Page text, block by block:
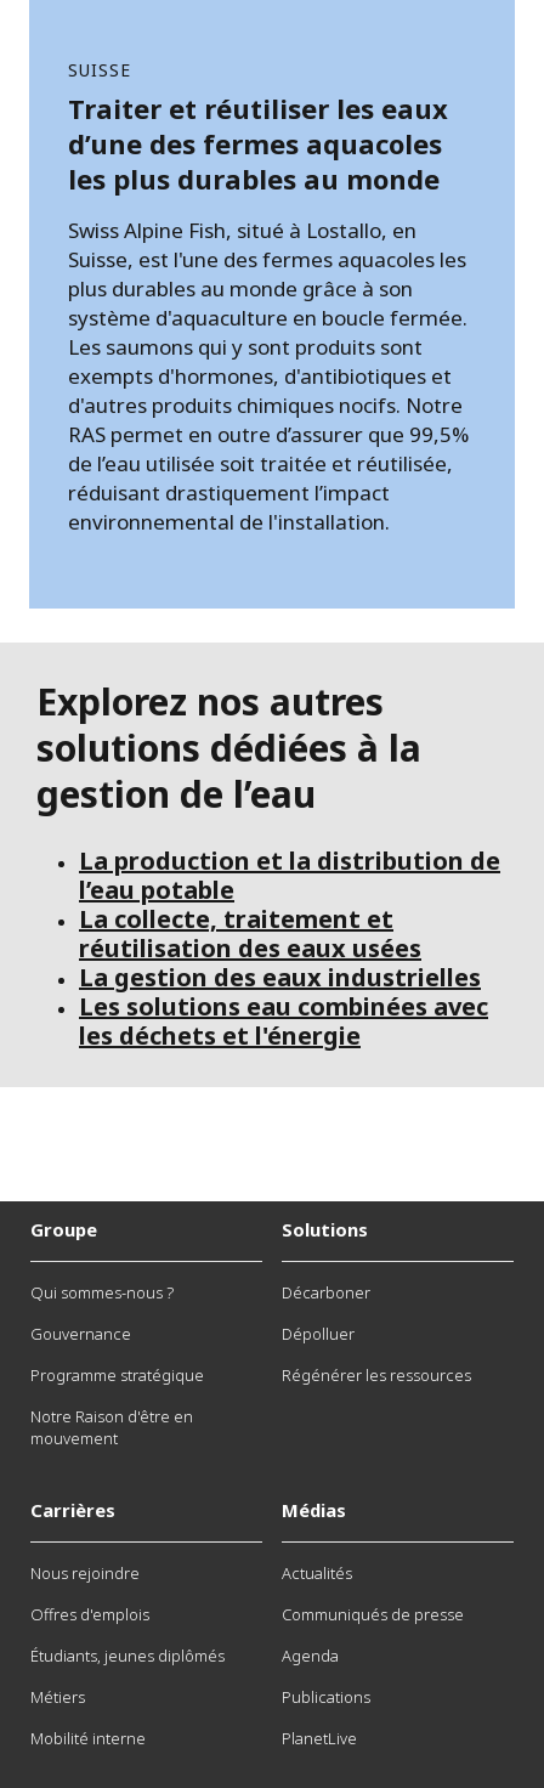
SUISSE
Traiter et réutiliser les eaux
d’une des fermes aquacoles
les plus durables au monde
Swiss Alpine Fish, situé à Lostallo, en
Suisse, est l'une des fermes aquacoles les
plus durables au monde grâce à son
système d'aquaculture en boucle fermée.
Les saumons qui y sont produits sont
exempts d'hormones, d'antibiotiques et
d'autres produits chimiques nocifs. Notre
RAS permet en outre d’assurer que 99,5%
de l’eau utilisée soit traitée et réutilisée,
réduisant drastiquement l’impact
environnemental de l'installation.
Explorez nos autres
solutions dédiées à la
gestion de l’eau
La production et la distribution de
l’eau potable
La collecte, traitement et
réutilisation des eaux usées
La gestion des eaux industrielles
Les solutions eau combinées avec
les déchets et l'énergie
Groupe
Qui sommes-nous ?
Gouvernance
Programme stratégique
Notre Raison d'être en
mouvement
Solutions
Décarboner
Dépolluer
Régénérer les ressources
Carrières
Nous rejoindre
Offres d'emplois
Étudiants, jeunes diplômés
Métiers
Mobilité interne
Médias
Actualités
Communiqués de presse
Agenda
Publications
PlanetLive